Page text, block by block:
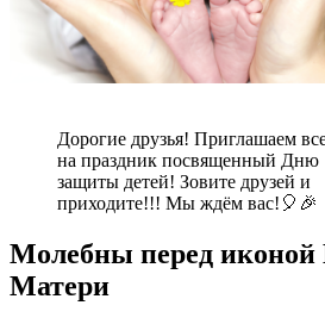
Дорогие друзья! Приглашаем
на праздник посвященный Дню
защиты детей! Зовите друзей и
приходите!!! Мы ждём вас!🎈🎉
Молебны перед иконой
Матери